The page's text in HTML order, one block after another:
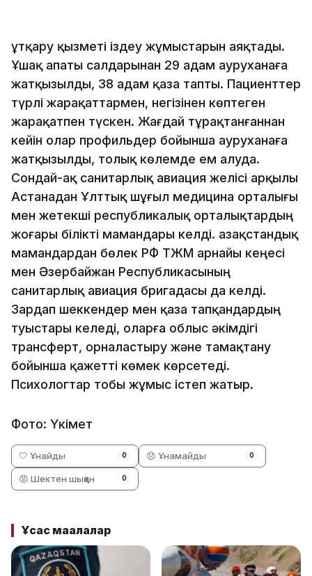
Құтқару қызметі іздеу жұмыстарын аяқтады.
Ұшақ апаты салдарынан 29 адам ауруханаға
жатқызылды, 38 адам қаза тапты. Пациенттер
түрлі жарақаттармен, негізінен көптеген
жарақатпен түскен. Жағдай тұрақтанғаннан
кейін олар профильдер бойынша ауруханаға
жатқызылды, толық көлемде ем алуда.
Сондай-ақ санитарлық авиация желісі арқылы
Астанадан Ұлттық шұғыл медицина орталығы
мен жетекші республикалық орталықтардың
жоғары білікті мамандары келді. Қазақстандық
мамандардан бөлек РФ ТЖМ арнайы кеңесі
мен Әзербайжан Республикасының
санитарлық авиация бригадасы да келді.
Зардап шеккендер мен қаза тапқандардың
туыстары келеді, оларға облыс әкімдігі
трансферт, орналастыру және тамақтану
бойынша қажетті көмек көрсетеді.
Психологтар тобы жұмыс істеп жатыр.
Фото: Үкімет
🤍 Ұнайды 0 😞 Ұнамайды 0
😡 Шектен шыққан 0
Ұқсас мақалалар